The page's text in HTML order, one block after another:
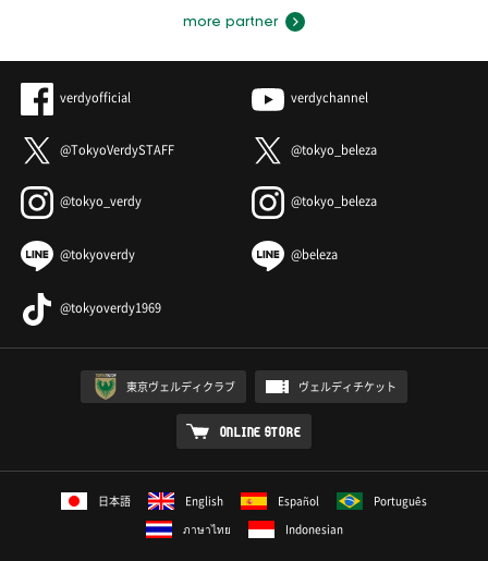
more partner
verdyofficial verdychannel
@TokyoVerdySTAFF @tokyo_beleza
@tokyo_verdy @tokyo_beleza
@tokyoverdy @beleza
@tokyoverdy1969
東京ヴェルディクラブ ヴェルディチケット
ONLINE STORE
日本語 English Español
Português
ภาษาไทย
Indonesian